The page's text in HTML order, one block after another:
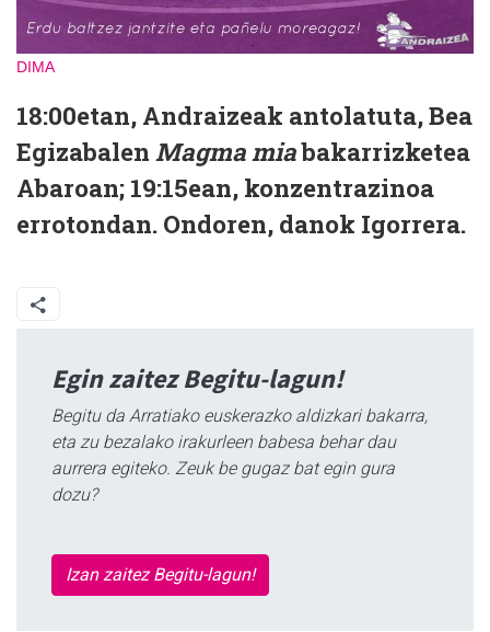
DIMA
18:00etan, Andraizeak antolatuta, Bea
Egizabalen Magma miabakarrizketea
Abaroan; 19:15ean, konzentrazinoa
errotondan. Ondoren, danok Igorrera.
Egin zaitez Begitu-lagun!
Begitu da Arratiako euskerazko aldizkari bakarra,
eta zu bezalako irakurleen babesa behar dau
aurrera egiteko. Zeuk be gugaz bat egin gura
dozu?
Izan zaitez Begitu-lagun!